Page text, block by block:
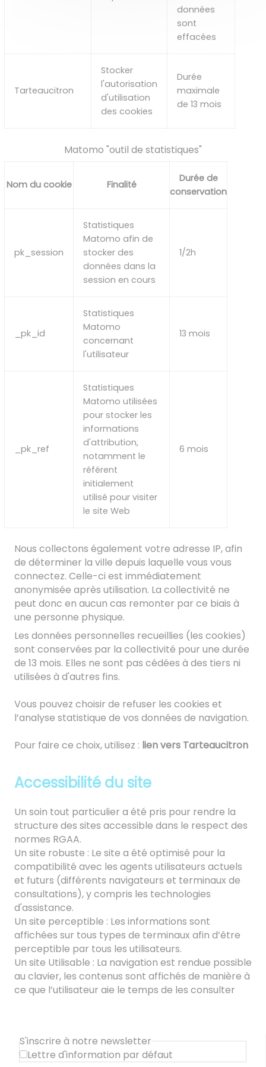
données
sont
effacées
Tarteaucitron
Stocker
l'autorisation
d'utilisation
des cookies
Durée
maximale
de 13 mois
Matomo "outil de statistiques"
Nom du cookie Finalité
Durée de
conservation
pk_session
Statistiques
Matomo afin de
stocker des
données dans la
session en cours
1/2h
_pk_id
Statistiques
Matomo
concernant
l'utilisateur
13 mois
_pk_ref
Statistiques
Matomo utilisées
pour stocker les
informations
d'attribution,
notamment le
référent
initialement
utilisé pour visiter
le site Web
6 mois
Nous collectons également votre adresse IP, afin
de déterminer la ville depuis laquelle vous vous
connectez. Celle-ci est immédiatement
anonymisée après utilisation. La collectivité ne
peut donc en aucun cas remonter par ce biais à
une personne physique.
Les données personnelles recueillies (les cookies)
sont conservées par la collectivité pour une durée
de 13 mois. Elles ne sont pas cédées à des tiers ni
utilisées à d'autres fins.
Vous pouvez choisir de refuser les cookies et
l’analyse statistique de vos données de navigation.
Pour faire ce choix, utilisez : lien vers Tarteaucitron
Accessibilité du site
Un soin tout particulier a été pris pour rendre la
structure des sites accessible dans le respect des
normes RGAA.
Un site robuste : Le site a été optimisé pour la
compatibilité avec les agents utilisateurs actuels
et futurs (différents navigateurs et terminaux de
consultations), y compris les technologies
d'assistance.
Un site perceptible : Les informations sont
affichées sur tous types de terminaux afin d’être
perceptible par tous les utilisateurs.
Un site Utilisable : La navigation est rendue possible
au clavier, les contenus sont affichés de manière à
ce que l’utilisateur aie le temps de les consulter
S'inscrire à notre newsletter
Lettre d'information par défaut